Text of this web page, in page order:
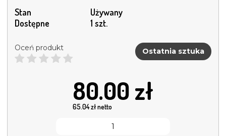
Stan
Używany
Dostępne
1 szt.
Oceń produkt Ostatnia sztuka
80.00 zł
65.04zł netto